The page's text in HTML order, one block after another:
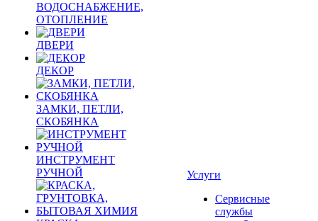
ВОДОСНАБЖЕНИЕ,
ОТОПЛЕНИЕ
ДВЕРИ
ДЕКОР
ЗАМКИ, ПЕТЛИ,
СКОБЯНКА
ИНСТРУМЕНТ
РУЧНОЙ
Услуги
Сервисные
службы